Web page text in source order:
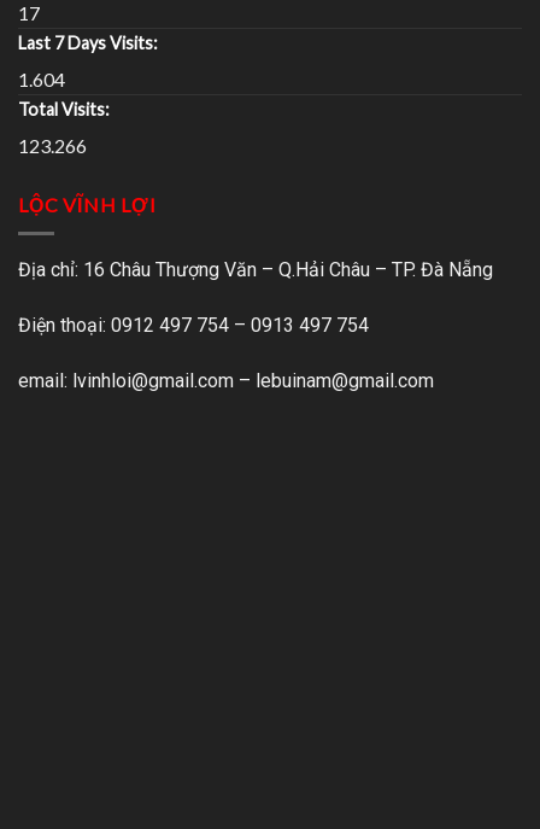
17
Last 7 Days Visits:
1.604
Total Visits:
123.266
LỘC VĨNH LỢI
Địa chỉ: 16 Châu Thượng Văn – Q.Hải Châu – TP. Đà Nẵng
Điện thoại: 0912 497 754 – 0913 497 754
email: lvinhloi@gmail.com – lebuinam@gmail.com